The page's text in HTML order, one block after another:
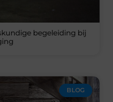
begeleiding bij
BLOG